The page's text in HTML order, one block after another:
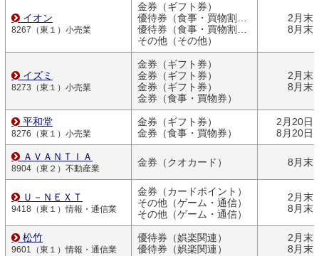
イオン
8267（東１）小売業
金券（ギフト券）
優待券（食事・買物割引券）
優待券（食事・買物割引券）
その他（その他）
2月末
8月末
イズミ
8273（東１）小売業
金券（ギフト券）
金券（ギフト券）
金券（ギフト券）
金券（食事・買物券）
2月末
8月末
平和堂
8276（東１）小売業
金券（ギフト券）
金券（食事・買物券）
2月20日
8月20日
ＡＶＡＮＴＩＡ
8904（東２）不動産業
金券（クオカード） 8月末
Ｕ－ＮＥＸＴ
9418（東１）情報・通信業
金券（カードポイント）
その他（ゲーム・通信）
その他（ゲーム・通信）
2月末
8月末
松竹
9601（東１）情報・通信業
優待券（娯楽関連）
優待券（娯楽関連）
2月末
8月末